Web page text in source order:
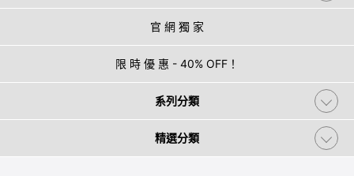
官 網 獨 家
限 時 優 惠 - 40% OFF！
系列分類
精選分類